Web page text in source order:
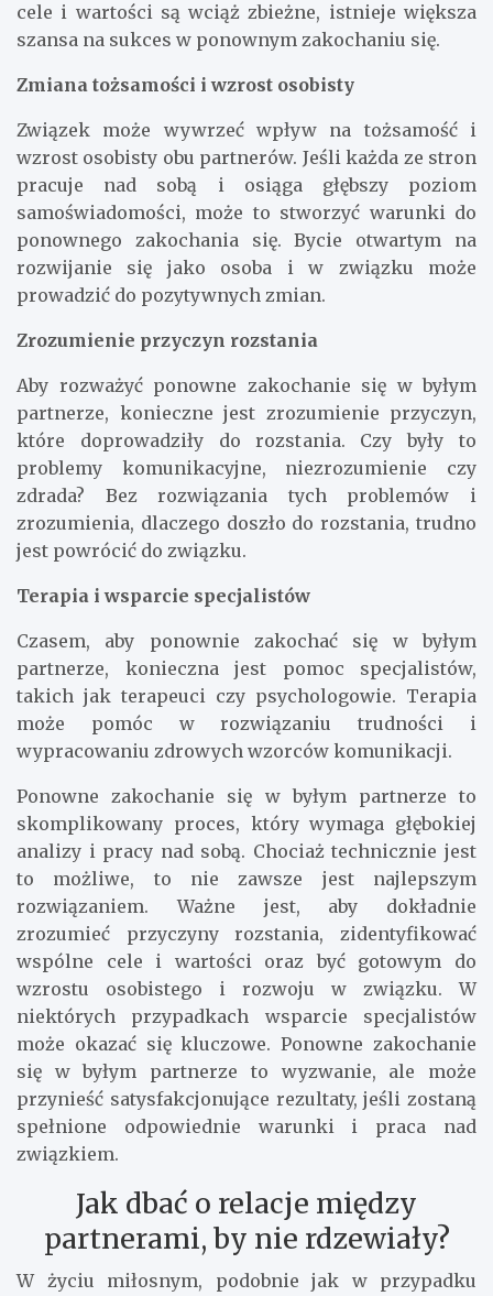
cele i wartości są wciąż zbieżne, istnieje większa
szansa na sukces w ponownym zakochaniu się.
Zmiana tożsamości i wzrost osobisty
Związek może wywrzeć wpływ na tożsamość i
wzrost osobisty obu partnerów. Jeśli każda ze stron
pracuje nad sobą i osiąga głębszy poziom
samoświadomości, może to stworzyć warunki do
ponownego zakochania się. Bycie otwartym na
rozwijanie się jako osoba i w związku może
prowadzić do pozytywnych zmian.
Zrozumienie przyczyn rozstania
Aby rozważyć ponowne zakochanie się w byłym
partnerze, konieczne jest zrozumienie przyczyn,
które doprowadziły do rozstania. Czy były to
problemy komunikacyjne, niezrozumienie czy
zdrada? Bez rozwiązania tych problemów i
zrozumienia, dlaczego doszło do rozstania, trudno
jest powrócić do związku.
Terapia i wsparcie specjalistów
Czasem, aby ponownie zakochać się w byłym
partnerze, konieczna jest pomoc specjalistów,
takich jak terapeuci czy psychologowie. Terapia
może pomóc w rozwiązaniu trudności i
wypracowaniu zdrowych wzorców komunikacji.
Ponowne zakochanie się w byłym partnerze to
skomplikowany proces, który wymaga głębokiej
analizy i pracy nad sobą. Chociaż technicznie jest
to możliwe, to nie zawsze jest najlepszym
rozwiązaniem. Ważne jest, aby dokładnie
zrozumieć przyczyny rozstania, zidentyfikować
wspólne cele i wartości oraz być gotowym do
wzrostu osobistego i rozwoju w związku. W
niektórych przypadkach wsparcie specjalistów
może okazać się kluczowe. Ponowne zakochanie
się w byłym partnerze to wyzwanie, ale może
przynieść satysfakcjonujące rezultaty, jeśli zostaną
spełnione odpowiednie warunki i praca nad
związkiem.
Jak dbać o relacje między
partnerami, by nie rdzewiały?
W życiu miłosnym, podobnie jak w przypadku